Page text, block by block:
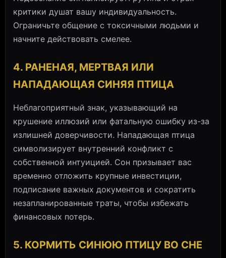
критики душат вашу индивидуальность.
Ограничьте общение с токсичными людьми и
начните действовать смелее.
4. РАНЕНАЯ, МЕРТВАЯ ИЛИ
НАПАДАЮЩАЯ СИНЯЯ ПТИЦА
Неблагоприятный знак, указывающий на
крушение иллюзий или фатальную ошибку из-за
излишней доверчивости. Нападающая птица
символизирует внутренний конфликт с
собственной интуицией. Сон призывает вас
временно отложить крупные инвестиции,
подписание важных документов и сократить
незапланированные траты, чтобы избежать
финансовых потерь.
5. КОРМИТЬ СИНЮЮ ПТИЦУ ВО СНЕ